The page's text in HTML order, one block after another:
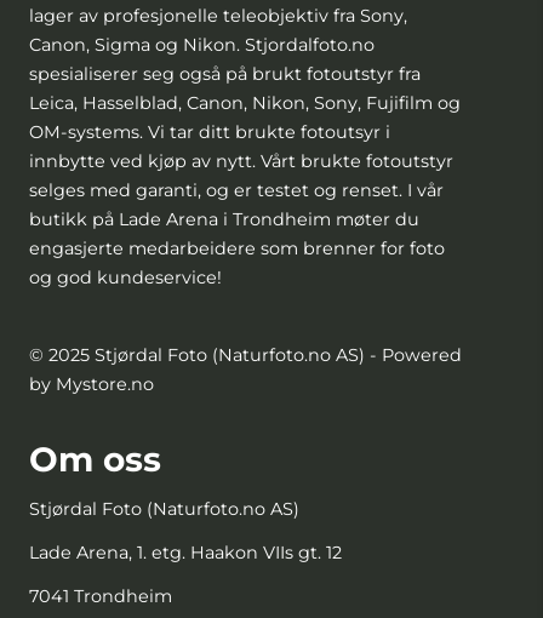
lager av profesjonelle teleobjektiv fra Sony,
Canon, Sigma og Nikon. Stjordalfoto.no
spesialiserer seg også på brukt fotoutstyr fra
Leica, Hasselblad, Canon, Nikon, Sony, Fujifilm og
OM-systems. Vi tar ditt brukte fotoutsyr i
innbytte ved kjøp av nytt. Vårt brukte fotoutstyr
selges med garanti, og er testet og renset. I vår
butikk på Lade Arena i Trondheim møter du
engasjerte medarbeidere som brenner for foto
og god kundeservice!
© 2025 Stjørdal Foto (Naturfoto.no AS) - Powered
by Mystore.no
Om oss
Stjørdal Foto (Naturfoto.no AS)
Lade Arena, 1. etg. Haakon VIIs gt. 12
7041 Trondheim